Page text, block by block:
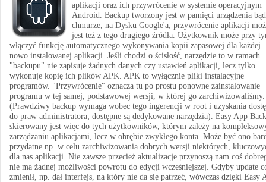
aplikacji oraz ich przywrócenie w systemie operacyjnym
Android. Backup tworzony jest w pamięci urządzenia
chmurze, na Dysku Google'a; przywrócenie aplikacji
jest też z tego drugiego źródła. Użytkownik może przy
włączyć funkcję automatycznego wykonywania kopii zapasowej dla każdej
nowo instalowanej aplikacji. Jeśli chodzi o ścisłość, narzędzie to w ramach
"backupu" nie zapisuje żadnych danych czy ustawień aplikacji, lecz tylko
wykonuje kopię ich plików APK. APK to wyłącznie pliki instalacyjne
programów. "Przywrócenie" oznacza tu po prostu ponowne zainstalowanie
programu w tej samej, podstawowej wersji, w której go zarchiwizowaliśmy.
(Prawdziwy backup wymaga wobec tego ingerencji w root i uzyskania
do praw administratora; dostępne są dedykowane narzędzia). Easy App
skierowany jest więc do tych użytkowników, którym zależy na
zarządzaniu aplikacjami, lecz w obrębie zwykłego konta. Może być ono
przydatne np. w celu zarchiwizowania dobrych wersji niektórych,
dla nas aplikacji. Nie zawsze przecież aktualizacje przynoszą nam coś
nie ma żadnej możliwości powrotu do edycji wcześniejszej. Gdyby update
zmienił, np. dał interfejs, na który nie da się patrzeć, wówczas dzięki Easy